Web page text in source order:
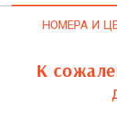
НОМЕРА И
К